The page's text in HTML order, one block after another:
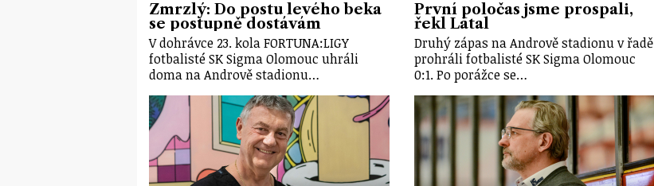
Zmrzlý: Do postu levého beka
se postupně dostávám
V dohrávce 23. kola FORTUNA:LIGY
fotbalisté SK Sigma Olomouc uhráli
doma na Andrově stadionu…
První poločas jsme prospali,
řekl Látal
Druhý zápas na Andrově stadionu v řadě
prohráli fotbalisté SK Sigma Olomouc
0:1. Po porážce se…